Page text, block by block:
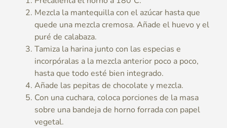
Mezcla la mantequilla con el azúcar hasta que
quede una mezcla cremosa. Añade el huevo y el
puré de calabaza.
Tamiza la harina junto con las especias e
incorpóralas a la mezcla anterior poco a poco,
hasta que todo esté bien integrado.
Añade las pepitas de chocolate y mezcla.
Con una cuchara, coloca porciones de la masa
sobre una bandeja de horno forrada con papel
vegetal.